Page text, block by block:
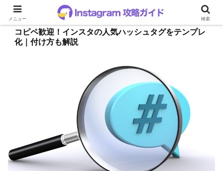
コピペ歓迎！インスタの人気ハッシュタグをテンプレ
化｜付け方も解説
メニュー 検索